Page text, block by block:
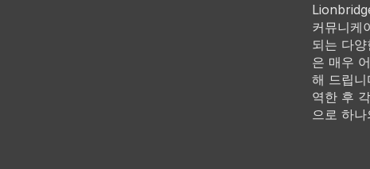
커뮤니케
되는 다
은 매우
해 드립
역한 후
으로 하